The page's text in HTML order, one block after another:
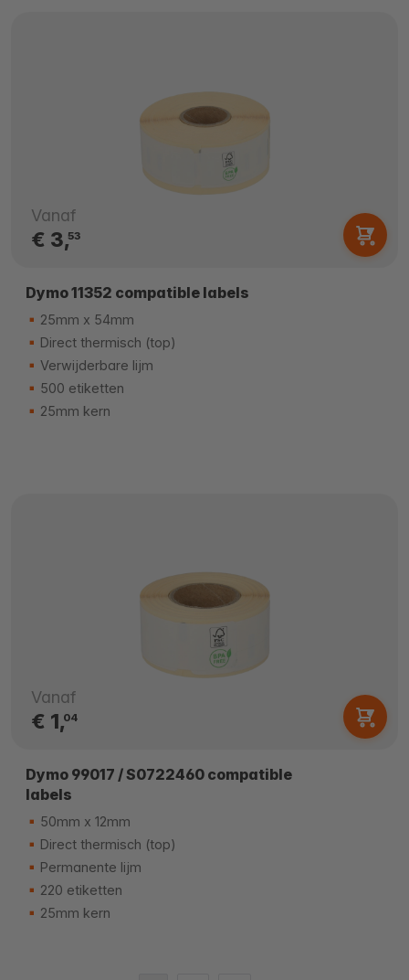
Vanaf
€ 3,53
Dymo 11352 compatible labels
25mm x 54mm
Direct thermisch (top)
Verwijderbare lijm
500 etiketten
25mm kern
Vanaf
€ 1,04
Dymo 99017 / S0722460 compatible
labels
50mm x 12mm
Direct thermisch (top)
Permanente lijm
220 etiketten
25mm kern